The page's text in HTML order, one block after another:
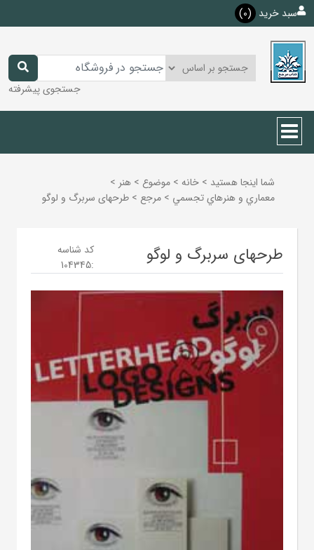
سبد خرید (0)
جستجوی پیشرفته
شما اینجا هستید > خانه > موضوع > هنر >
معماري و هنرهاي تجسمي > مرجع > طرحهای سربرگ و لوگو
طرحهای سربرگ و لوگو
کد شناسه
:
104345